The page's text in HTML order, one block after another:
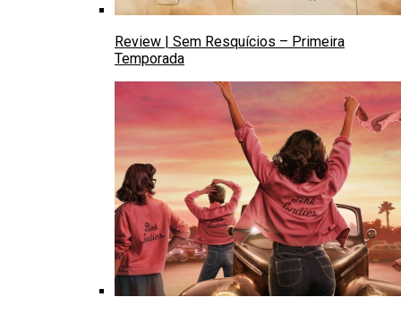
Review | Sem Resquícios – Primeira
Temporada